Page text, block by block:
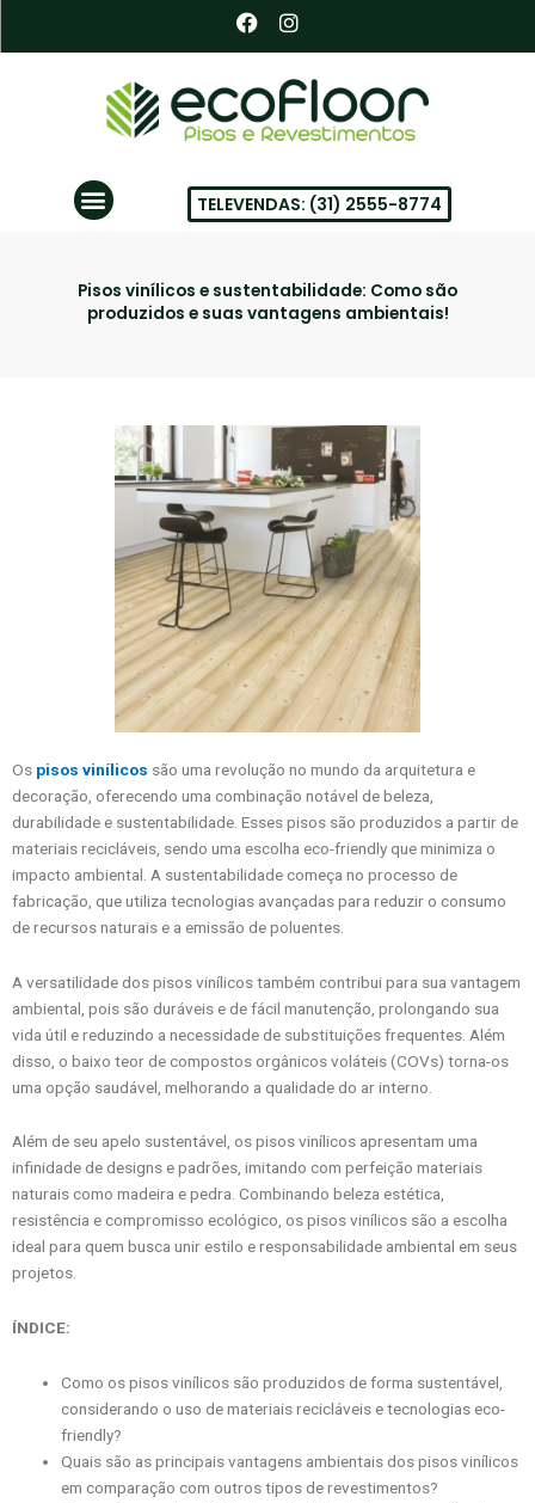
F
a
c
b
o
o
I
n
s
t
a
r
m
Menu
TELEVENDAS: (31) 2555-8774
Pisos vinílicos e sustentabilidade: Como são
produzidos e suas vantagens ambientais!
Os pisos vinílicos são uma revolução no mundo da arquitetura e
decoração, oferecendo uma combinação notável de beleza,
durabilidade e sustentabilidade. Esses pisos são produzidos a partir de
materiais recicláveis, sendo uma escolha eco-friendly que minimiza o
impacto ambiental. A sustentabilidade começa no processo de
fabricação, que utiliza tecnologias avançadas para reduzir o consumo
de recursos naturais e a emissão de poluentes.
A versatilidade dos pisos vinílicos também contribui para sua vantagem
ambiental, pois são duráveis e de fácil manutenção, prolongando sua
vida útil e reduzindo a necessidade de substituições frequentes. Além
disso, o baixo teor de compostos orgânicos voláteis (COVs) torna-os
uma opção saudável, melhorando a qualidade do ar interno.
Além de seu apelo sustentável, os pisos vinílicos apresentam uma
infinidade de designs e padrões, imitando com perfeição materiais
naturais como madeira e pedra. Combinando beleza estética,
resistência e compromisso ecológico, os pisos vinílicos são a escolha
ideal para quem busca unir estilo e responsabilidade ambiental em seus
projetos.
ÍNDICE:
Como os pisos vinílicos são produzidos de forma sustentável,
considerando o uso de materiais recicláveis e tecnologias eco-
friendly?
Quais são as principais vantagens ambientais dos pisos vinílicos
em comparação com outros tipos de revestimentos?